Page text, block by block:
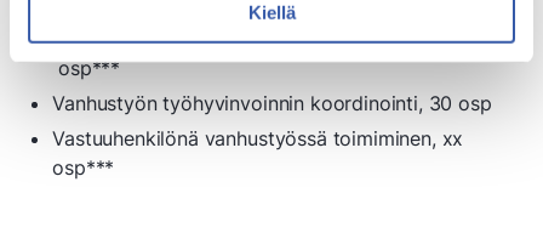
Kiellä
Vainajan laittaminen ja läheisten tukeminen, xx
osp***
Vanhustyön työhyvinvoinnin koordinointi, 30 osp
Vastuuhenkilönä vanhustyössä toimiminen, xx
osp***